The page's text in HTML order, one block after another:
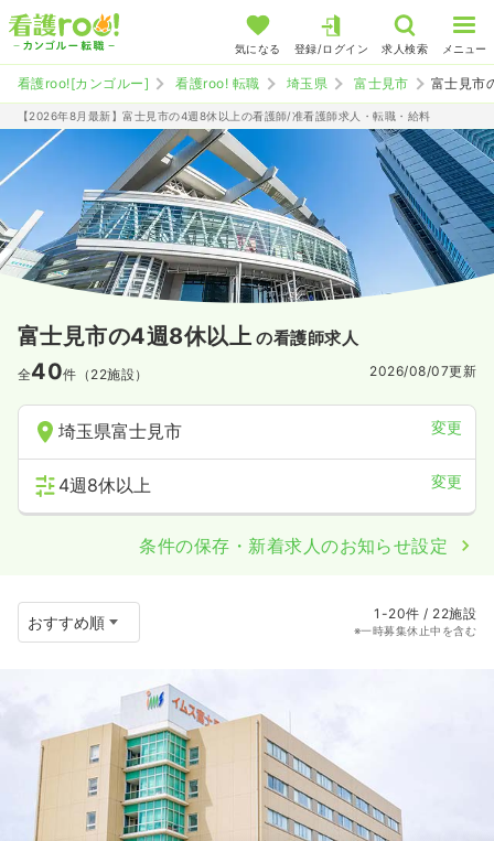
気になる 登録/ログイン 求人検索 メニュー
看護roo![カンゴルー] 看護roo! 転職 埼玉県 富士見市 富士見市
【2026年8月最新】富士見市の4週8休以上の看護師/准看護師求人・転職・給料
富士見市の4週8休以上 の看護師求人
全40件（22施設） 2026/08/07更新
埼玉県富士見市 変更
4週8休以上 変更
条件の保存・新着求人のお知らせ設定
1-20件 / 22施設
※一時募集休止中を含む